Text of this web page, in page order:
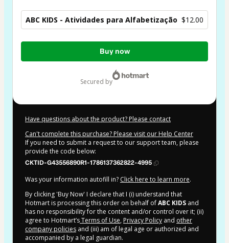
ABC KIDS - Atividades para Alfabetização $12.00
Total
Buy now
secured by
Have questions about the product? Please contact
Can't complete this purchase? Please visit our Help Center
If you need to submit a request to our support team, please
provide the code below:
CKTID-G43556890R1-1786137362822-4995
Was your information autofill in? Click here to learn more.
By clicking 'Buy Now' I declare that I (i) understand that
Hotmart is processing this order on behalf ofABC KIDS and
has no responsibility for the content and/or control over it; (ii)
agree to Hotmart’sTerms of Use, Privacy Policy and other
company policies and (iii) am of legal age or authorized and
accompanied by a legal guardian.